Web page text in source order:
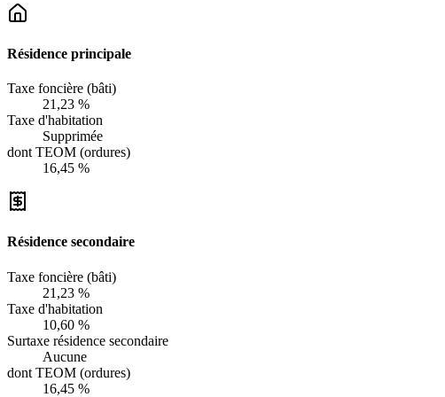
Résidence principale
Taxe foncière (bâti)
21,23 %
Taxe d'habitation
Supprimée
dont TEOM (ordures)
16,45 %
Résidence secondaire
Taxe foncière (bâti)
21,23 %
Taxe d'habitation
10,60 %
Surtaxe résidence secondaire
Aucune
dont TEOM (ordures)
16,45 %